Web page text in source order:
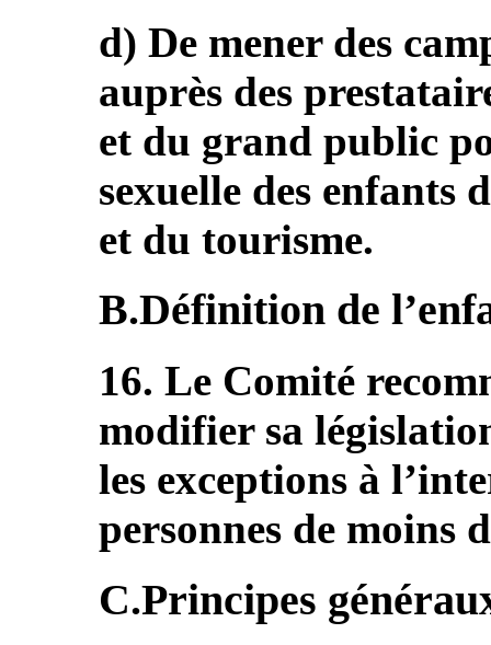
d) De mener des
auprès des
et du grand public
sexuelle des enfants
et du tourisme.
B.Définition de
16. Le Comité
modifier sa
les exceptions à
personnes de moins
C.Principes